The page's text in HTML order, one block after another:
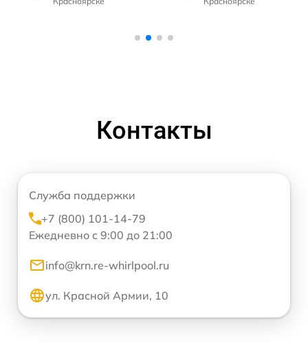
Контакты
Служба поддержки
+7 (800) 101-14-79
Ежедневно с 9:00 до 21:00
info@krn.re-whirlpool.ru
ул. Красной Армии, 10